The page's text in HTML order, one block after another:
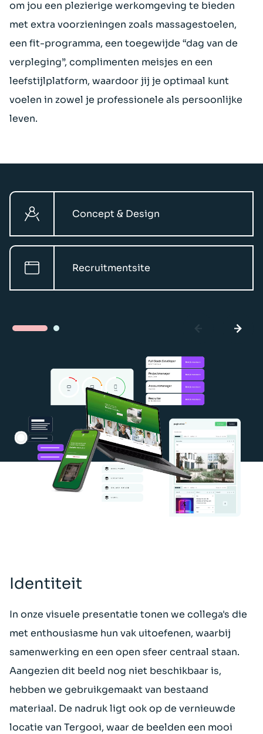
om jou een plezierige werkomgeving te bieden
met extra voorzieningen zoals massagestoelen,
een fit-programma, een toegewijde “dag van de
verpleging”, complimenten meisjes en een
leefstijlplatform, waardoor jij je optimaal kunt
voelen in zowel je professionele als persoonlijke
leven.
Concept & Design
Recruitmentsite
Identiteit
In onze visuele presentatie tonen we collega's die
met enthousiasme hun vak uitoefenen, waarbij
samenwerking en een open sfeer centraal staan.
Aangezien dit beeld nog niet beschikbaar is,
hebben we gebruikgemaakt van bestaand
materiaal. De nadruk ligt ook op de vernieuwde
locatie van Tergooi, waar de beelden een mooi